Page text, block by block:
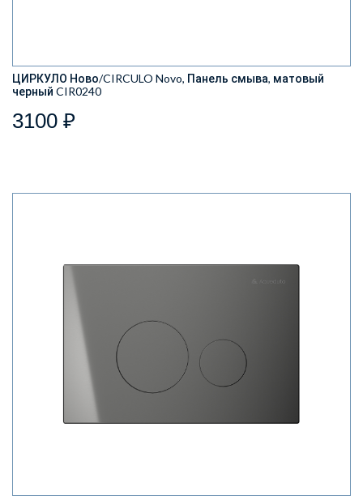
ЦИРКУЛО Ново/CIRCULO Novo, Панель смыва, матовый
черный CIR0240
3100 ₽